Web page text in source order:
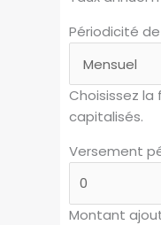
Périodicité
Choisissez
capitalisés.
Versement
Montant